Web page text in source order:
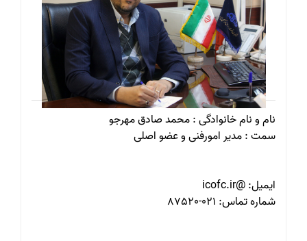
نام و نام خانوادگی : محمد صادق مهرجو
سمت : مدیر امورفنی و عضو اصلی
ایمیل: @icofc.ir
شماره تماس: 021-87520